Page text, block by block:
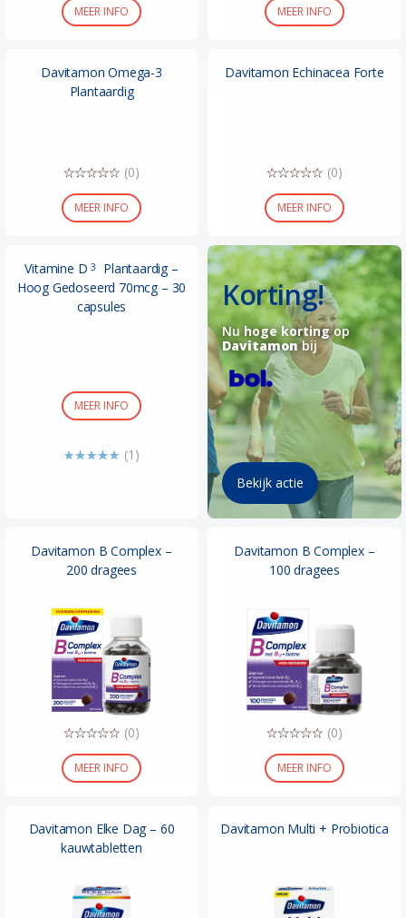
MEER INFO MEER INFO
Davitamon Omega-3
Plantaardig
MEER INFO
(0)
Davitamon Echinacea Forte
MEER INFO
(0)
Vitamine D 3
Plantaardig –
Hoog Gedoseerd 70mcg – 30
capsules
MEER INFO
(1)
Korting!
Nuhoge kortingop
Davitamonbij
Bekijk actie
Davitamon B Complex –
200 dragees
MEER INFO
(0)
Davitamon B Complex –
100 dragees
MEER INFO
(0)
Davitamon Elke Dag – 60
kauwtabletten
Davitamon Multi + Probiotica